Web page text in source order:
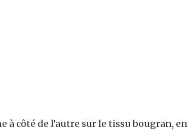
à côté de l’autre sur le tissu bougran, en